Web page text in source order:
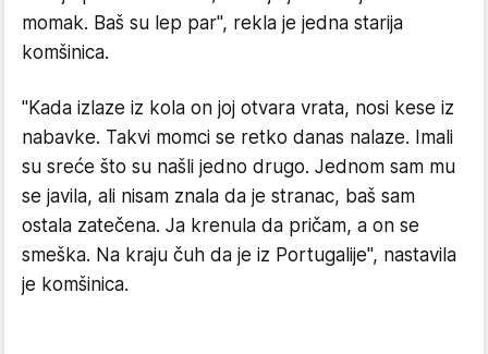
momak. Baš su lep par", rekla je jedna starija
komšinica.
"Kada izlaze iz kola on joj otvara vrata, nosi kese iz
nabavke. Takvi momci se retko danas nalaze. Imali
su sreće što su našli jedno drugo. Jednom sam mu
se javila, ali nisam znala da je stranac, baš sam
ostala zatečena. Ja krenula da pričam, a on se
smeška. Na kraju čuh da je iz Portugalije", nastavila
je komšinica.